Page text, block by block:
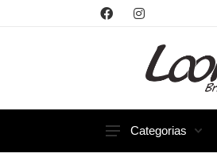
Categorias